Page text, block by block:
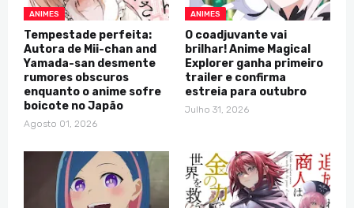
ANIMES
Tempestade perfeita:
Autora de Mii-chan and
Yamada-san desmente
rumores obscuros
enquanto o anime sofre
boicote no Japão
Agosto 01, 2026
ANIMES
O coadjuvante vai
brilhar! Anime Magical
Explorer ganha primeiro
trailer e confirma
estreia para outubro
Julho 31, 2026